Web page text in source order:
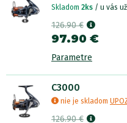
Skladom 2ks / u vás už
126.90 €
97.90 €
Parametre
C3000
nie je skladom
126.90 €